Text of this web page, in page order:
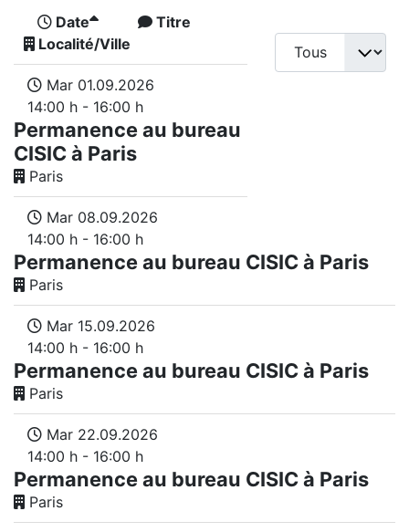
Date
Titre
Localité/Ville
Mar 01.09.2026
14:00 h - 16:00 h
Permanence au bureau
CISIC à Paris
Paris
Mar 08.09.2026
14:00 h - 16:00 h
Permanence au bureau CISIC à Paris
Paris
Mar 15.09.2026
14:00 h - 16:00 h
Permanence au bureau CISIC à Paris
Paris
Mar 22.09.2026
14:00 h - 16:00 h
Permanence au bureau CISIC à Paris
Paris